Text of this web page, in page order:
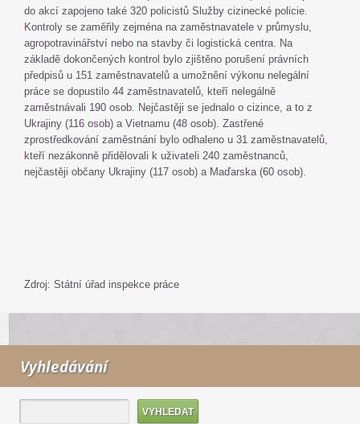
do akcí zapojeno také 320 policistů Služby cizinecké policie.
Kontroly se zaměřily zejména na zaměstnavatele v průmyslu,
agropotravinářství nebo na stavby či logistická centra. Na
základě dokončených kontrol bylo zjištěno porušení právních
předpisů u 151 zaměstnavatelů a umožnění výkonu nelegální
práce se dopustilo 44 zaměstnavatelů, kteří nelegálně
zaměstnávali 190 osob. Nejčastěji se jednalo o cizince, a to z
Ukrajiny (116 osob) a Vietnamu (48 osob). Zastřené
zprostředkování zaměstnání bylo odhaleno u 31 zaměstnavatelů,
kteří nezákonně přidělovali k uživateli 240 zaměstnanců,
nejčastěji občany Ukrajiny (117 osob) a Maďarska (60 osob).
Zdroj: Státní úřad inspekce práce
Vyhledávání